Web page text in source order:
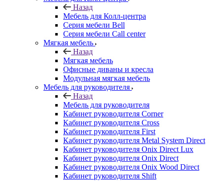
Назад
Мебель для Колл-центра
Серия мебели Bell
Серия мебели Call center
Мягкая мебель
Назад
Мягкая мебель
Офисные диваны и кресла
Модульная мягкая мебель
Мебель для руководителя
Назад
Мебель для руководителя
Кабинет руководителя Corner
Кабинет руководителя Cross
Кабинет руководителя First
Кабинет руководителя Metal System Direct
Кабинет руководителя Onix Direct Lux
Кабинет руководителя Onix Direct
Кабинет руководителя Onix Wood Direct
Кабинет руководителя Shift